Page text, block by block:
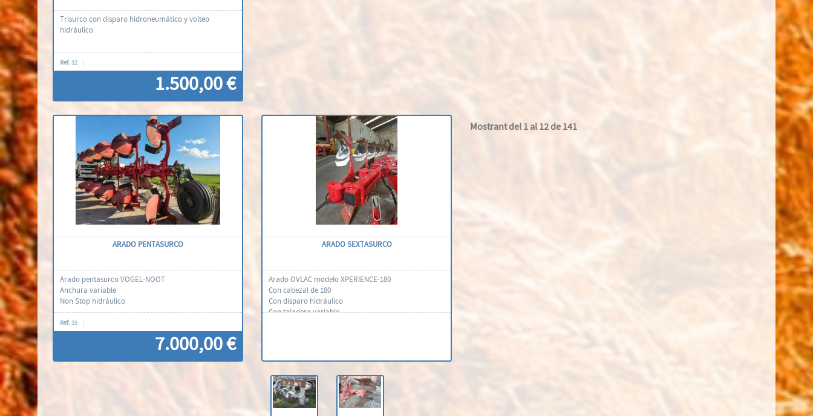
Trisurco con disparo hidroneumático y volteo
hidráulico.
Ref.32
1.500,00 €
Contacti'ns
ARADO PENTASURCO
Arado pentasurco VOGEL-NOOT
Anchura variable
Non Stop hidráulico
Ref.38
7.000,00 €
ARADO SEXTASURCO
Arado OVLAC modelo XPERIENCE-180
Con cabezal de 180
Con disparo hidráulico
Con tajadera variable
Contacti'ns
Mostrant del 1 al 12 de 141